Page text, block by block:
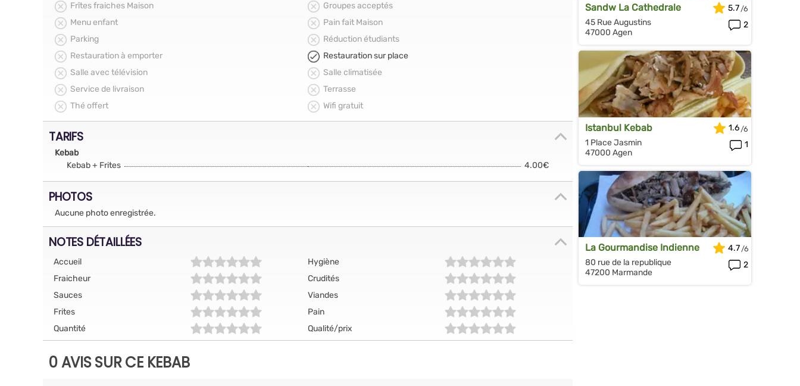
Frîtes fraiches Maison
Groupes acceptés
Menu enfant
Pain fait Maison
Parking
Réduction étudiants
Restauration à emporter
Restauration sur place
Salle avec télévision
Salle climatisée
Service de livraison
Terrasse
Thé offert
Wifi gratuit
TARIFS
Kebab
Kebab + Frites
4.00€
PHOTOS
Aucune photo enregistrée.
NOTES DÉTAILLÉES
Accueil
Hygiène
Fraicheur
Crudités
Sauces
Viandes
Frites
Pain
Quantité
Qualité/prix
0 AVIS SUR CE KEBAB
Sandw La Cathedrale
45 Rue Augustins
47000 Agen
5.7
2
Istanbul Kebab
1 Place Jasmin
47000 Agen
1.6
1
La Gourmandise Indienne
80 rue de la republique
47200 Marmande
4.7
2